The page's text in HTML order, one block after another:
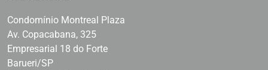
Condomínio Montreal Plaza
Av. Copacabana, 325
Empresarial 18 do Forte
Barueri/SP